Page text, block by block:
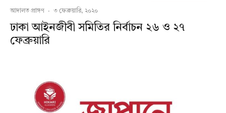
আদালত প্রাঙ্গণ · ৩ ফেব্রুয়ারি, ২০২০
ঢাকা আইনজীবী সমিতির নির্বাচন ২৬ ও ২৭
ফেব্রুয়ারি